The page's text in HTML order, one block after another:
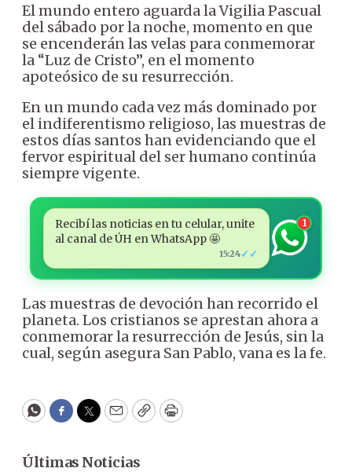
El mundo entero aguarda la Vigilia Pascual
del sábado por la noche, momento en que
se encenderán las velas para conmemorar
la “Luz de Cristo”, en el momento
apoteósico de su resurrección.
En un mundo cada vez más dominado por
el indiferentismo religioso, las muestras de
estos días santos han evidenciando que el
fervor espiritual del ser humano continúa
siempre vigente.
Recibí las noticias en tu celular, unite
al canal de ÚH en WhatsApp 🤩
15:24✓✓
1
Las muestras de devoción han recorrido el
planeta. Los cristianos se aprestan ahora a
conmemorar la resurrección de Jesús, sin la
cual, según asegura San Pablo, vana es la fe.
WhatsApp
Facebook
Twitter
EmailCopyPrint
Últimas Noticias